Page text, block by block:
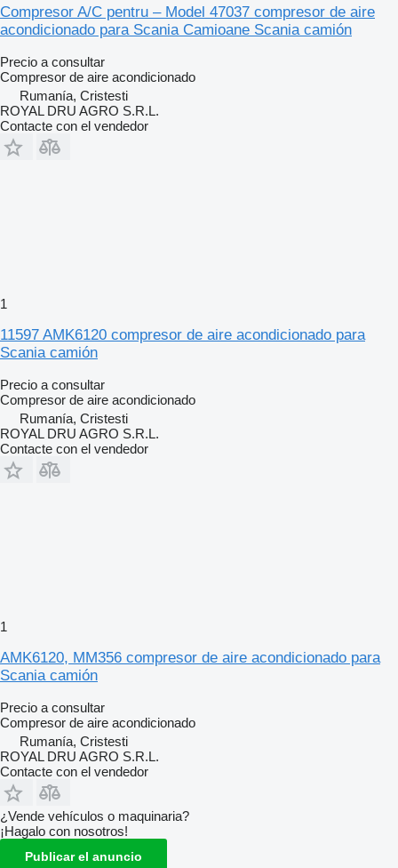
Compresor A/C pentru – Model 47037 compresor de aire
acondicionado para Scania Camioane Scania camión
Precio a consultar
Compresor de aire acondicionado
Rumanía, Cristesti
ROYAL DRU AGRO S.R.L.
Contacte con el vendedor
1
11597 AMK6120 compresor de aire acondicionado para
Scania camión
Precio a consultar
Compresor de aire acondicionado
Rumanía, Cristesti
ROYAL DRU AGRO S.R.L.
Contacte con el vendedor
1
AMK6120, MM356 compresor de aire acondicionado para
Scania camión
Precio a consultar
Compresor de aire acondicionado
Rumanía, Cristesti
ROYAL DRU AGRO S.R.L.
Contacte con el vendedor
¿Vende vehículos o maquinaria?
¡Hagalo con nosotros!
Publicar el anuncio